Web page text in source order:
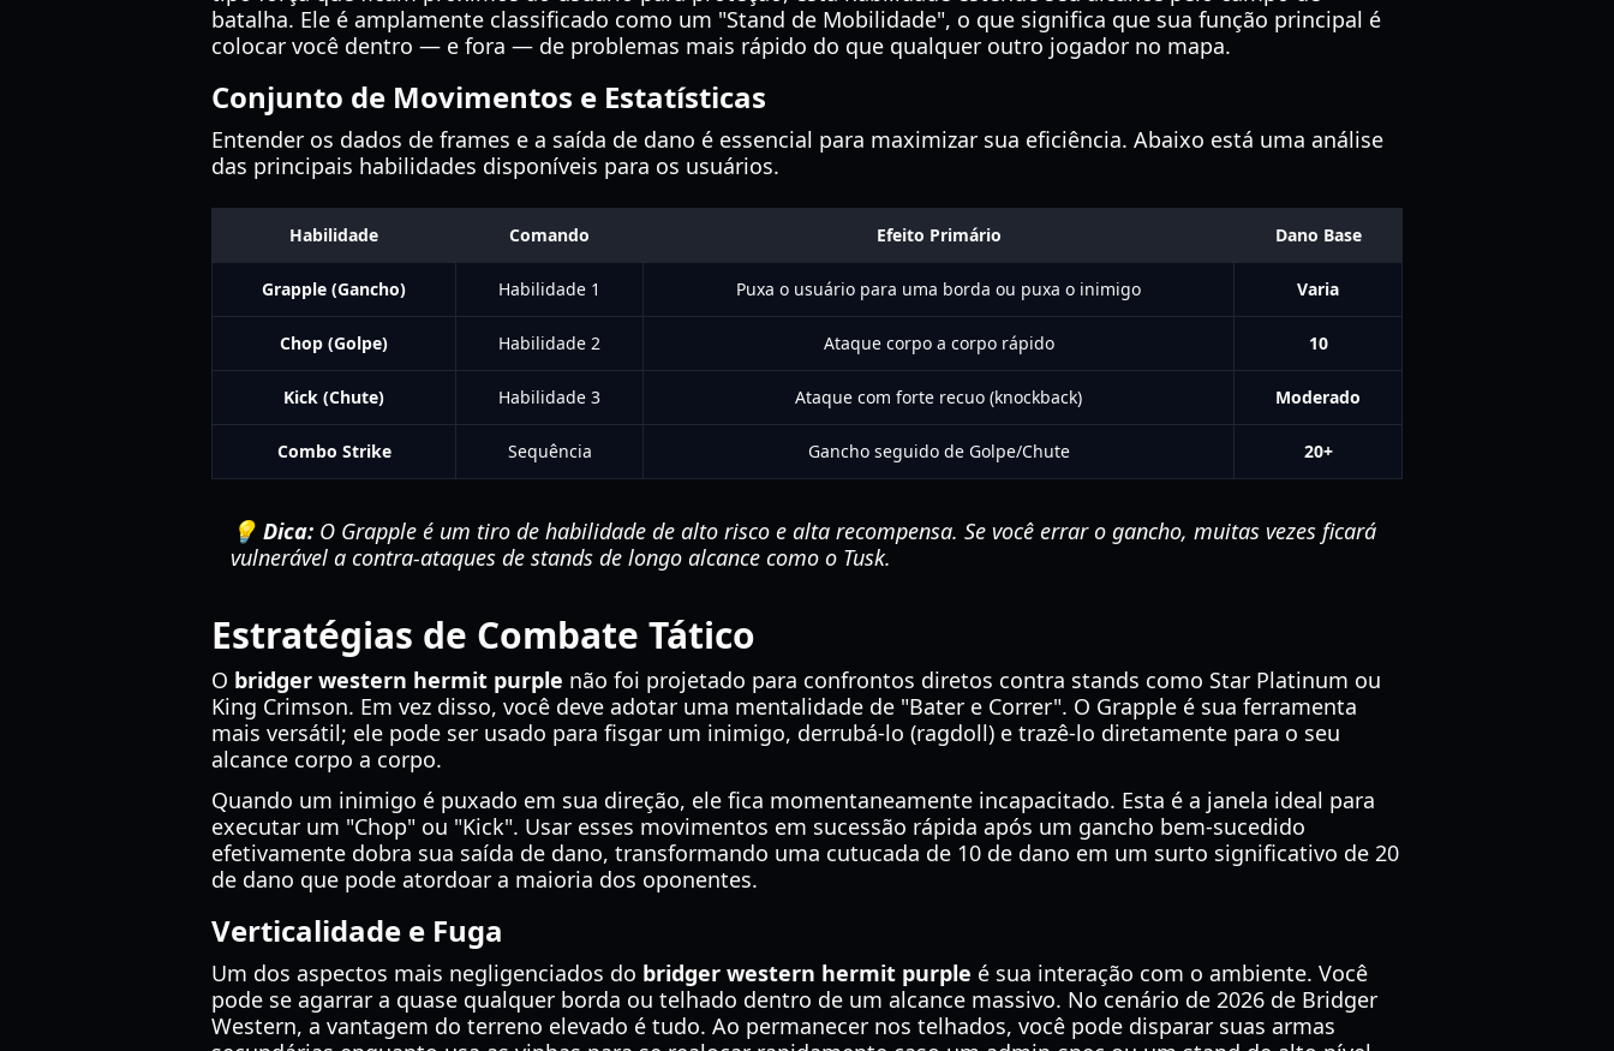
batalha. Ele é amplamente classificado como um "Stand de Mobilidade", o que significa que sua função principal é
colocar você dentro — e fora — de problemas mais rápido do que qualquer outro jogador no mapa.
Conjunto de Movimentos e Estatísticas
Entender os dados de frames e a saída de dano é essencial para maximizar sua eficiência. Abaixo está uma análise
das principais habilidades disponíveis para os usuários.
Habilidade Comando Efeito Primário Dano Base
Grapple (Gancho) Habilidade 1 Puxa o usuário para uma borda ou puxa o inimigo Varia
Chop (Golpe) Habilidade 2 Ataque corpo a corpo rápido 10
Kick (Chute) Habilidade 3 Ataque com forte recuo (knockback) Moderado
Combo Strike Sequência Gancho seguido de Golpe/Chute 20+
💡 Dica: O Grapple é um tiro de habilidade de alto risco e alta recompensa. Se você errar o gancho, muitas vezes ficará
vulnerável a contra-ataques de stands de longo alcance como o Tusk.
Estratégias de Combate Tático
O bridger western hermit purple não foi projetado para confrontos diretos contra stands como Star Platinum ou
King Crimson. Em vez disso, você deve adotar uma mentalidade de "Bater e Correr". O Grapple é sua ferramenta
mais versátil; ele pode ser usado para fisgar um inimigo, derrubá-lo (ragdoll) e trazê-lo diretamente para o seu
alcance corpo a corpo.
Quando um inimigo é puxado em sua direção, ele fica momentaneamente incapacitado. Esta é a janela ideal para
executar um "Chop" ou "Kick". Usar esses movimentos em sucessão rápida após um gancho bem-sucedido
efetivamente dobra sua saída de dano, transformando uma cutucada de 10 de dano em um surto significativo de 20
de dano que pode atordoar a maioria dos oponentes.
Verticalidade e Fuga
Um dos aspectos mais negligenciados do bridger western hermit purple é sua interação com o ambiente. Você
pode se agarrar a quase qualquer borda ou telhado dentro de um alcance massivo. No cenário de 2026 de Bridger
Western, a vantagem do terreno elevado é tudo. Ao permanecer nos telhados, você pode disparar suas armas